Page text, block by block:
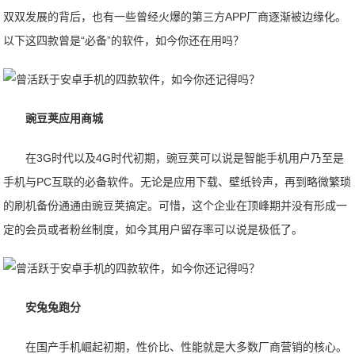
双双发展的背后，也有一些曾经火爆的第三方APP厂商逐渐被边缘化。
以下这四款曾是“必备”的软件，如今你还在用吗？
豌豆荚应用商城
在3G时代以及4G时代初期，豌豆荚可以说是智能手机用户乃至是
手机与PC互联的必备软件。无论是应用下载、壁纸铃声，再到略微繁琐
的刷机备份通通由豌豆荚搞定。可惜，这个企业在顶峰期并没有形成一
定的会员或者粉丝制度，如今其用户留存率可以说是极低了。
安兔兔跑分
在国产手机崛起初期，性价比、性能就是大多数厂商营销的核心。